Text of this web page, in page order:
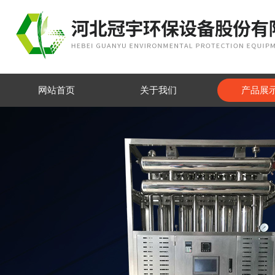
网站首页 关于我们 产品展